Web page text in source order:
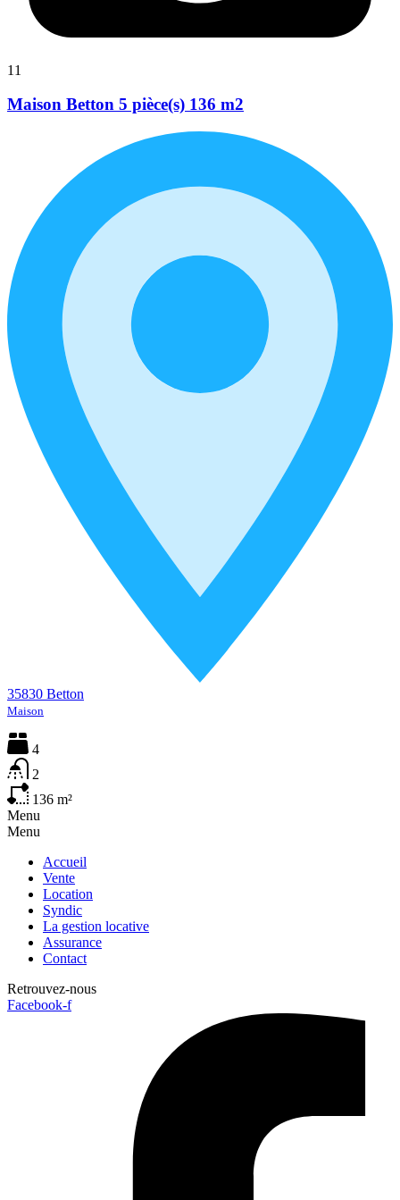
11
Maison Betton 5 pièce(s) 136 m2
35830 Betton
Maison
4
2
136 m²
Menu
Menu
Accueil
Vente
Location
Syndic
La gestion locative
Assurance
Contact
Retrouvez-nous
Facebook-f